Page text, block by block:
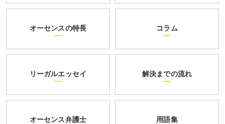
オーセンスの特長 コラム
リーガルエッセイ 解決までの流れ
オーセンス弁護士 用語集